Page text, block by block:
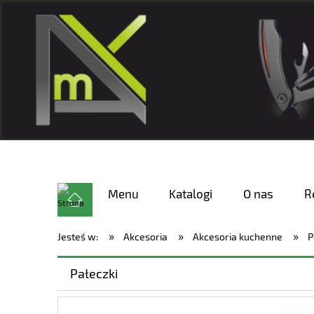
Menu Katalogi O nas
Jesteś w: » Akcesoria » Akcesoria kuchenne »
Pałeczki